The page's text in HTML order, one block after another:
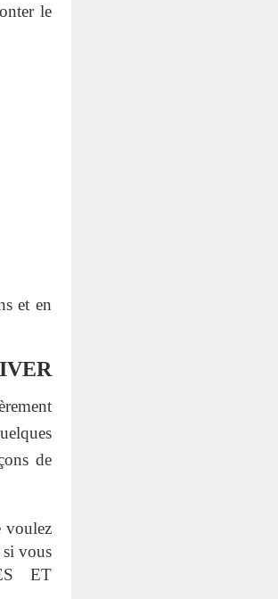
le
et en
de
voulez
si vous
ET